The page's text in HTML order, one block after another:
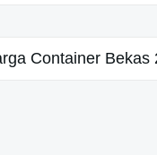
Container Bekas